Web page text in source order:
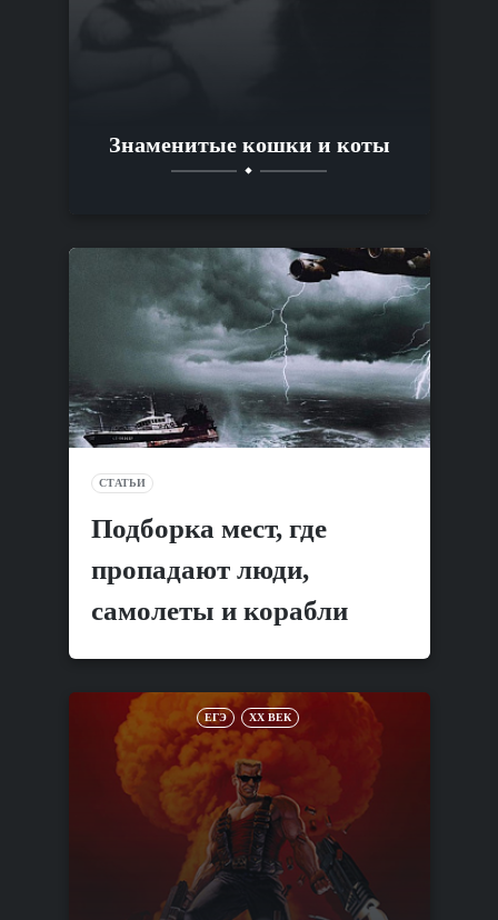
Знаменитые кошки и коты
СТАТЬИ
Подборка мест, где
пропадают люди,
самолеты и корабли
ЕГЭ XX ВЕК